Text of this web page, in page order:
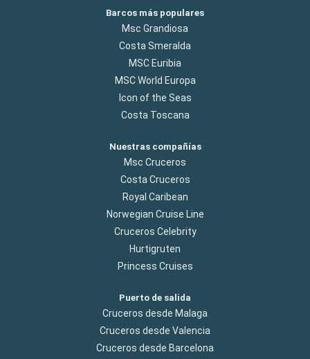
Barcos más populares
Msc Grandiosa
Costa Smeralda
MSC Euribia
MSC World Europa
Icon of the Seas
Costa Toscana
Nuestras compañías
Msc Cruceros
Costa Cruceros
Royal Caribean
Norwegian Cruise Line
Cruceros Celebrity
Hurtigruten
Princess Cruises
Puerto de salida
Cruceros desde Malaga
Cruceros desde Valencia
Cruceros desde Barcelona